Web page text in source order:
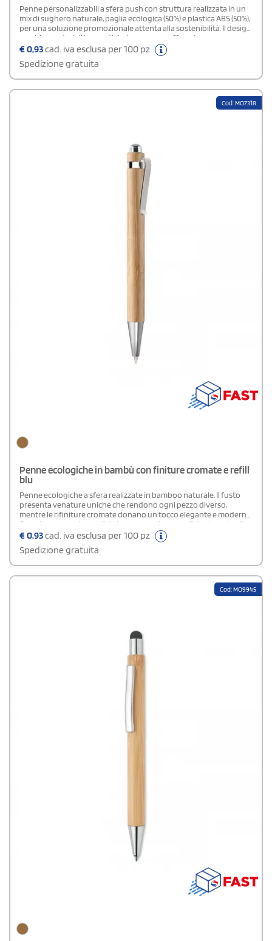
Penne personalizzabili a sfera push con struttura realizzata in un
mix di sughero naturale, paglia ecologica (50%) e plastica ABS (50%),
per una soluzione promozionale attenta alla sostenibilità. Il design
combina materiali innovativi e leggerezza, offrendo una presa
confortevole e un aspetto distintivo. Dotate di refill con inchiostro
blu, assicurano una scrittura fluida e uniforme. Quantità minima
ordinabile: 50 pezzi.
€0,93cad. iva esclusa per 100 pz
Spedizione gratuita
Cod: MO7318
Penne ecologiche in bambù con finiture cromate e refill
blu
Penne ecologiche a sfera realizzate in bamboo naturale. Il fusto
presenta venature uniche che rendono ogni pezzo diverso,
mentre le rifiniture cromate donano un tocco elegante e moderno.
Sono leggere e piacevoli da impugnare. La superficie si presta alla
personalizzazione con loghi o incisioni, valorizzando al meglio il
tuo brand. Dotate di refill con inchiostro blu, garantisce una
scrittura scorrevole.
€0,93cad. iva esclusa per 100 pz
Spedizione gratuita
Cod: MO9945